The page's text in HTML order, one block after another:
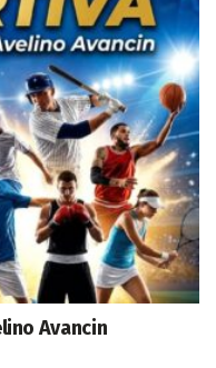
Avancin